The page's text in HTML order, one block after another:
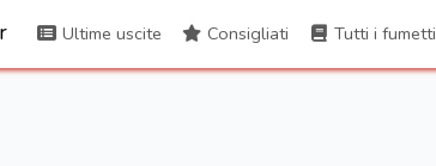
Ultime uscite Consigliati Tutti i fumetti